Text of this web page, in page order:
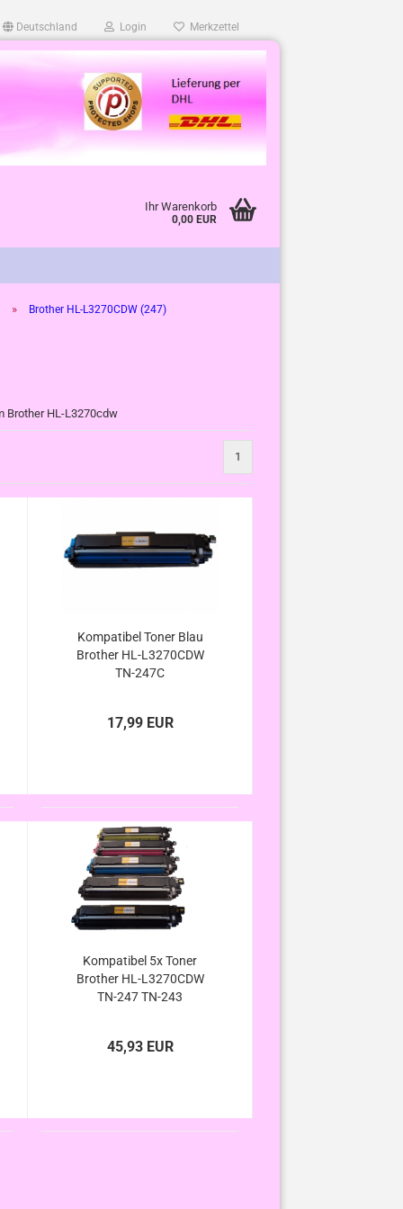
Deutschland Login Merkzettel
Ihr Warenkorb
0,00 EUR
» Brother HL-L3270CDW (247)
Brother HL-L3270cdw
1
Kompatibel Toner Blau
Brother HL-L3270CDW
TN-247C
17,99 EUR
Kompatibel 5x Toner
Brother HL-L3270CDW
TN-247 TN-243
45,93 EUR